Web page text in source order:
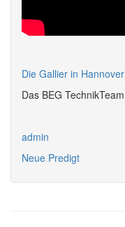
Die Gallier in Hannover
Das BEG TechnikTeam
admin
Neue Predigt